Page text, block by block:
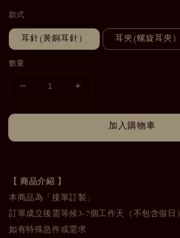
款式
耳針(黃銅耳針） 耳夾(螺旋耳夾）
數量
加入購物車
【 商品介紹 】
本商品為「接單訂製」
訂單成立後需等候3-7個工作天（不包含假日）
如有特殊急件或需求